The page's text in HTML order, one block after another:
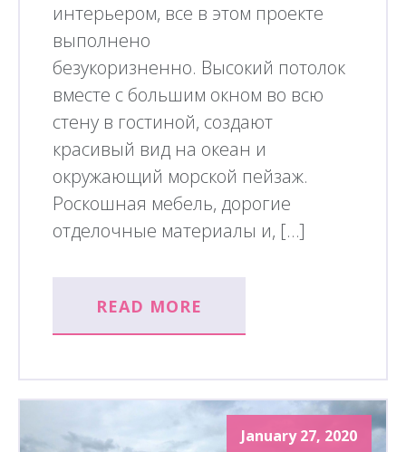
интерьером, все в этом проекте
выполнено
безукоризненно. Высокий потолок
вместе с большим окном во всю
стену в гостиной, создают
красивый вид на океан и
окружающий морской пейзаж.
Роскошная мебель, дорогие
отделочные материалы и, […]
READ MORE
January 27, 2020